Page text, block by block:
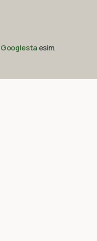
Googlesta esim.